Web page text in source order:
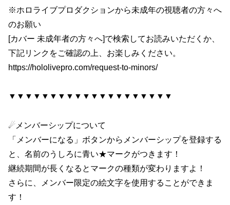
※ホロライブプロダクションから未成年の視聴者の方々へ
のお願い
[カバー 未成年者の方々へ]で検索してお読みいただくか、
下記リンクをご確認の上、お楽しみください。
https://hololivepro.com/request-to-minors/
▼▼▼▼▼▼▼▼▼▼▼▼▼▼▼▼▼▼▼▼
☄メンバーシップについて
「メンバーになる」ボタンからメンバーシップを登録する
と、名前のうしろに青い★マークがつきます！
継続期間が長くなるとマークの種類が変わりますよ！
さらに、メンバー限定の絵文字を使用することができま
す！